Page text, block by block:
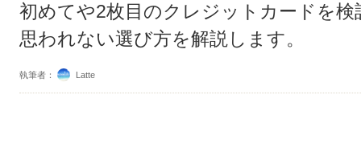
初めてや2枚目のクレジットカードを
思われない選び方を解説します。
執筆者： Latte